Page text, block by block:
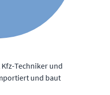
Techniker und
und baut